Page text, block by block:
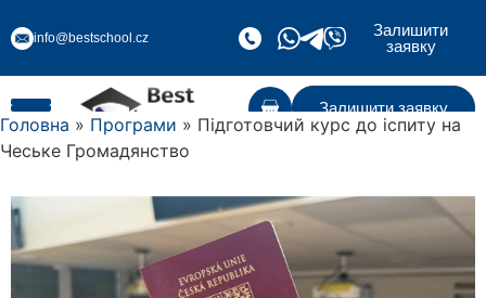
info@bestschool.cz
Залишити
заявку
Залишити заявку
Головна » Програми » Підготовчий курс до іспиту на
Чеське Громадянство